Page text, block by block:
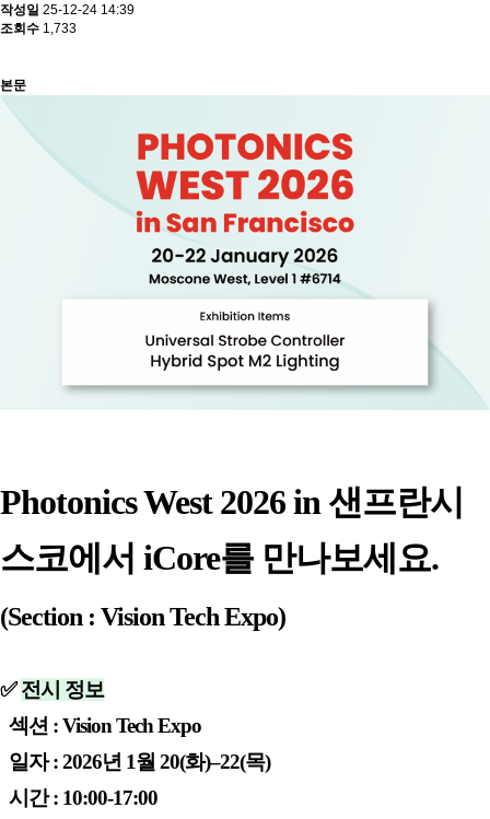
작성일 25-12-24 14:39
조회수 1,733
본문
Photonics West 2026 in 샌프란시
스코에서 iCore를 만나보세요.
(Section : Vision Tech Expo)
✅전시 정보
섹션 : Vision Tech Expo
일자 : 2026년 1월 20(화)–22(목)
시간 : 10:00-17:00